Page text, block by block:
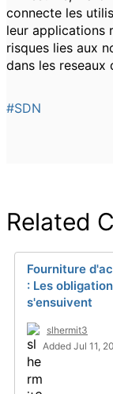
connecte les
leur applications
risques lies aux
dans les reseaux
#SDN
Related
Fourniture
: Les
s'ensuivent
slhermit3
Added Jul 11,